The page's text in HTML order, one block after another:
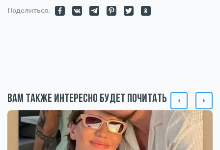
Поделиться:
Вам также интересно будет почитать